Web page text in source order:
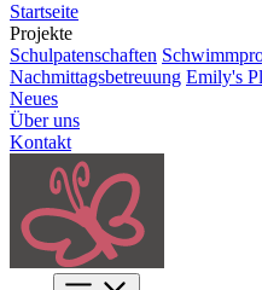
Startseite
Projekte
Schulpatenschaften
Nachmittagsbetreuung Emily's
Neues
Über uns
Kontakt